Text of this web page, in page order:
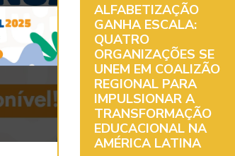
ALFABETIZAÇÃO
GANHA ESCALA:
QUATRO
ORGANIZAÇÕES SE
UNEM EM COALIZÃO
REGIONAL PARA
IMPULSIONAR A
TRANSFORMAÇÃO
EDUCACIONAL NA
AMÉRICA LATINA